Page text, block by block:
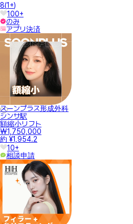
8(1+)
100+
のみ
アプリ決済
スーンプラス形成外科
シンサ駅
額縮小リフト
₩1,750,000
約 ¥1,954.2
10+
相談申請